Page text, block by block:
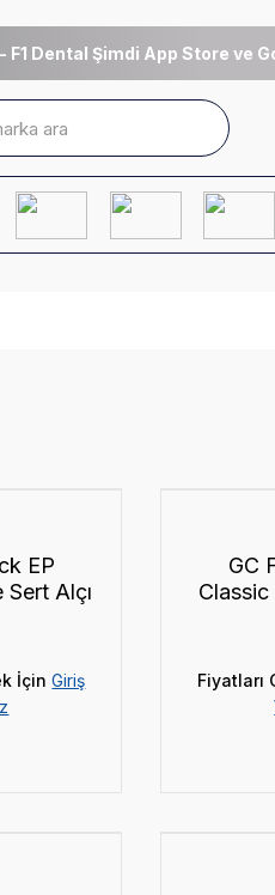
Dental Şimdi App Store ve
EP
Sert Alçı
İçin Giriş
GC
Classic
Fiyatları